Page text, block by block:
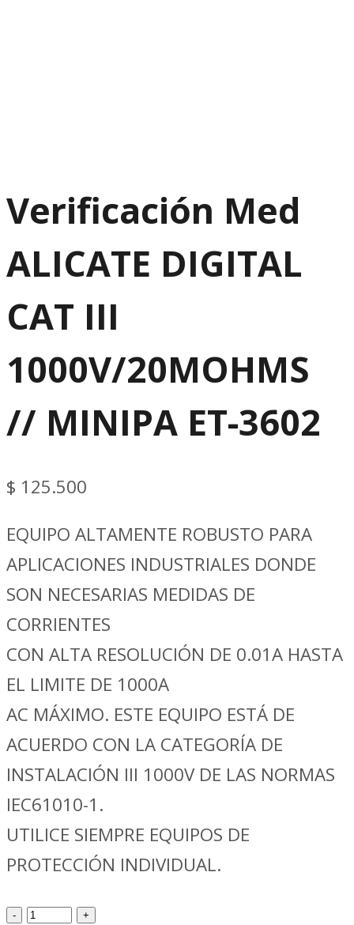
Verificación Med
ALICATE DIGITAL
CAT III
1000V/20MOHMS
// MINIPA ET-3602
$ 125.500
EQUIPO ALTAMENTE ROBUSTO PARA
APLICACIONES INDUSTRIALES DONDE
SON NECESARIAS MEDIDAS DE
CORRIENTES
CON ALTA RESOLUCIÓN DE 0.01A HASTA
EL LIMITE DE 1000A
AC MÁXIMO. ESTE EQUIPO ESTÁ DE
ACUERDO CON LA CATEGORÍA DE
INSTALACIÓN III 1000V DE LAS NORMAS
IEC61010-1.
UTILICE SIEMPRE EQUIPOS DE
PROTECCIÓN INDIVIDUAL.
Verificación